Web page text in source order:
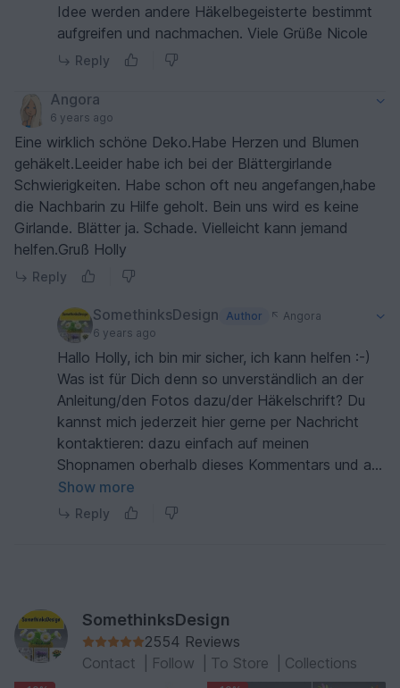
Idee werden andere Häkelbegeisterte bestimmt
aufgreifen und nachmachen. Viele Grüße Nicole
Reply
Angora
6 years ago
Eine wirklich schöne Deko.Habe Herzen und Blumen
gehäkelt.Leeider habe ich bei der Blättergirlande
Schwierigkeiten. Habe schon oft neu angefangen,habe
die Nachbarin zu Hilfe geholt. Bein uns wird es keine
Girlande. Blätter ja. Schade. Vielleicht kann jemand
helfen.Gruß Holly
Reply
SomethinksDesign Author
Angora
6 years ago
Hallo Holly, ich bin mir sicher, ich kann helfen :-)
Was ist für Dich denn so unverständlich an der
Anleitung/den Fotos dazu/der Häkelschrift? Du
kannst mich jederzeit hier gerne per Nachricht
kontaktieren: dazu einfach auf meinen
Shopnamen oberhalb dieses Kommentars und auf
Nachricht klicken. Es ist wirklich ganz einfach, die
Girlande zu häkeln und ich bin sicher, Du kriegst
Show more
Reply
SomethinksDesign
2554 Reviews
Contact
Follow To Store Collections